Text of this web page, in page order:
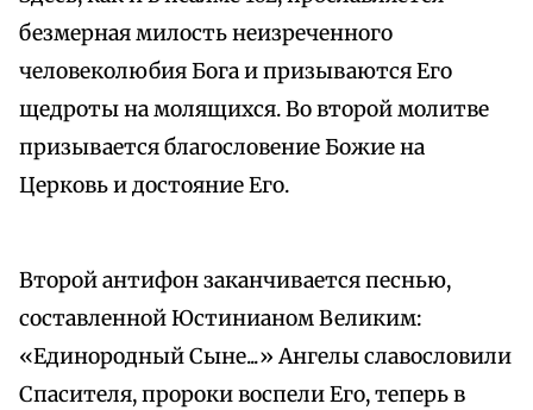
безмерная милость неизреченного
человеколюбия Бога и призываются Его
щедроты на молящихся. Во второй молитве
призывается благословение Божие на
Церковь и достояние Его.
Второй антифон заканчивается песнью,
составленной Юстинианом Великим:
«Единородный Сыне...» Ангелы славословили
Спасителя, пророки воспели Его, теперь в